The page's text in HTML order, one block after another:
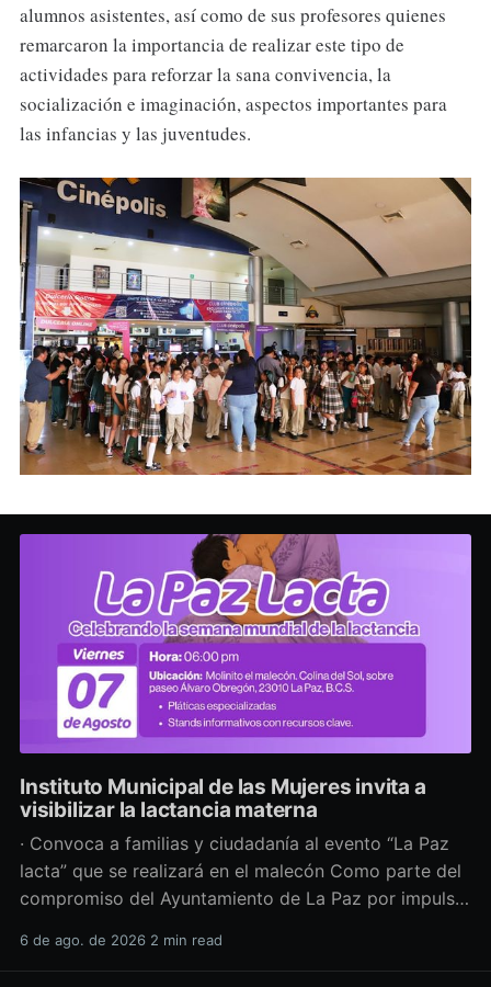
alumnos asistentes, así como de sus profesores quienes
remarcaron la importancia de realizar este tipo de
actividades para reforzar la sana convivencia, la
socialización e imaginación, aspectos importantes para
las infancias y las juventudes.
Instituto Municipal de las Mujeres invita a
visibilizar la lactancia materna
· Convoca a familias y ciudadanía al evento “La Paz
lacta” que se realizará en el malecón Como parte del
compromiso del Ayuntamiento de La Paz por impulsar
salud y los derechos de las mujeres, así como generar
6 de ago. de 2026 2 min read